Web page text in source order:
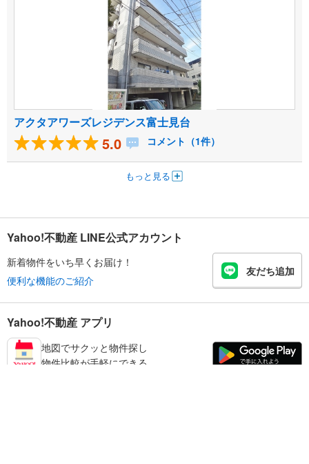
アクタアワーズレジデンス富士見台
5.0 コメント（1件）
もっと見る
Yahoo!不動産 LINE公式アカウント
新着物件をいち早くお届け！
便利な機能のご紹介
友だち追加
Yahoo!不動産 アプリ
地図でサクッと物件探し
物件比較が手軽にできる